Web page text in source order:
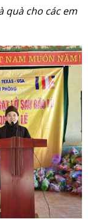
quà cho các em